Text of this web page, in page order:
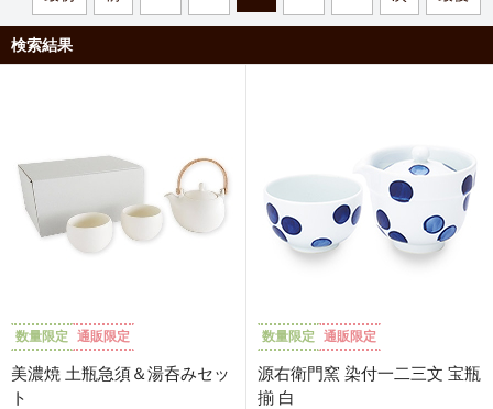
検索結果
数量限定 通販限定
美濃焼 土瓶急須＆湯呑みセッ
ト
数量限定 通販限定
源右衛門窯 染付一二三文 宝瓶
揃 白